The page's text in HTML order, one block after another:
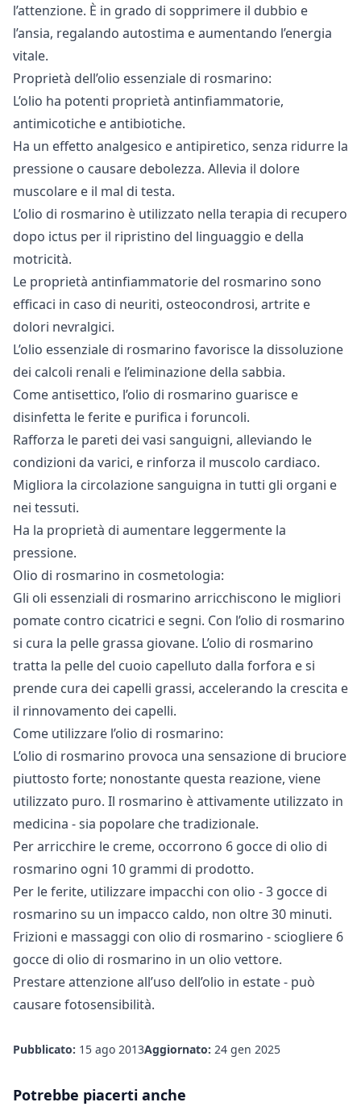
l’attenzione. È in grado di sopprimere il dubbio e
l’ansia, regalando autostima e aumentando l’energia
vitale.
Proprietà dell’olio essenziale di rosmarino:
L’olio ha potenti proprietà antinfiammatorie,
antimicotiche e antibiotiche.
Ha un effetto analgesico e antipiretico, senza ridurre la
pressione o causare debolezza. Allevia il dolore
muscolare e il mal di testa.
L’olio di rosmarino è utilizzato nella terapia di recupero
dopo ictus per il ripristino del linguaggio e della
motricità.
Le proprietà antinfiammatorie del rosmarino sono
efficaci in caso di neuriti, osteocondrosi, artrite e
dolori nevralgici.
L’olio essenziale di rosmarino favorisce la dissoluzione
dei calcoli renali e l’eliminazione della sabbia.
Come antisettico, l’olio di rosmarino guarisce e
disinfetta le ferite e purifica i foruncoli.
Rafforza le pareti dei vasi sanguigni, alleviando le
condizioni da varici, e rinforza il muscolo cardiaco.
Migliora la circolazione sanguigna in tutti gli organi e
nei tessuti.
Ha la proprietà di aumentare leggermente la
pressione.
Olio di rosmarino in cosmetologia:
Gli oli essenziali di rosmarino arricchiscono le migliori
pomate contro cicatrici e segni. Con l’olio di rosmarino
si cura la pelle grassa giovane. L’olio di rosmarino
tratta la pelle del cuoio capelluto dalla forfora e si
prende cura dei capelli grassi, accelerando la crescita e
il rinnovamento dei capelli.
Come utilizzare l’olio di rosmarino:
L’olio di rosmarino provoca una sensazione di bruciore
piuttosto forte; nonostante questa reazione, viene
utilizzato puro. Il rosmarino è attivamente utilizzato in
medicina - sia popolare che tradizionale.
Per arricchire le creme, occorrono 6 gocce di olio di
rosmarino ogni 10 grammi di prodotto.
Per le ferite, utilizzare impacchi con olio - 3 gocce di
rosmarino su un impacco caldo, non oltre 30 minuti.
Frizioni e massaggi con olio di rosmarino - sciogliere 6
gocce di olio di rosmarino in un olio vettore.
Prestare attenzione all’uso dell’olio in estate - può
causare fotosensibilità.
Pubblicato: 15 ago 2013Aggiornato: 24 gen 2025
Potrebbe piacerti anche